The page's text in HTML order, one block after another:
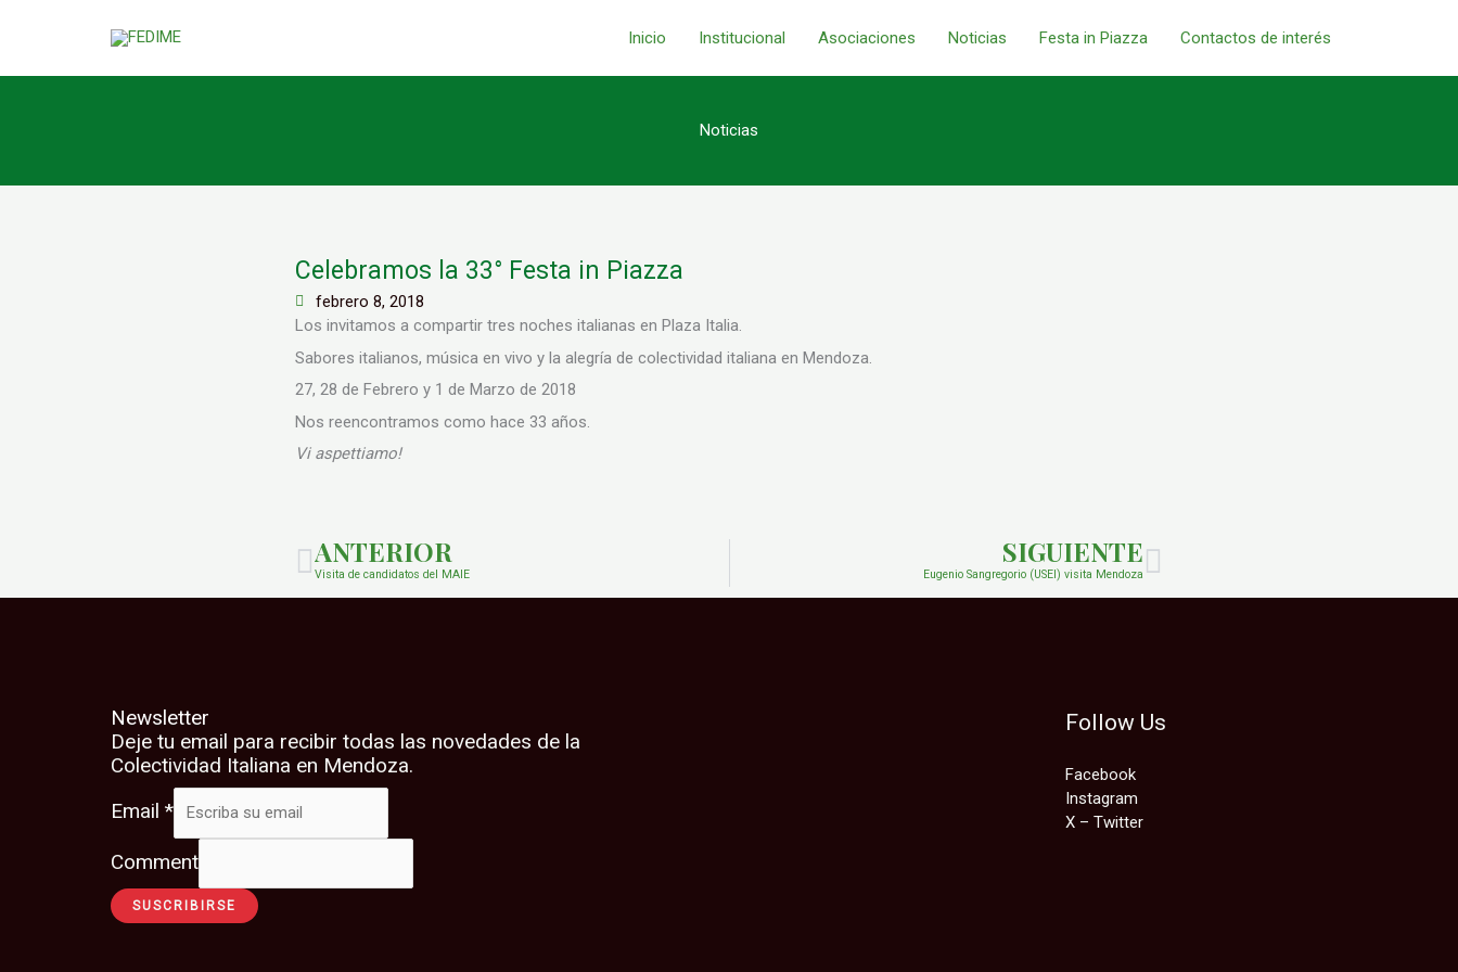
Inicio Institucional Asociaciones Noticias Festa in Piazza Contactos de interés
Noticias
Celebramos la 33° Festa in Piazza
febrero 8, 2018
Los invitamos a compartir tres noches italianas en Plaza Italia.
Sabores italianos, música en vivo y la alegría de colectividad italiana en Mendoza.
27, 28 de Febrero y 1 de Marzo de 2018
Nos reencontramos como hace 33 años.
Vi aspettiamo!
ANTERIOR
Visita de candidatos del MAIE
SIGUIENTE
Eugenio Sangregorio (USEI) visita Mendoza
Newsletter
Deje tu email para recibir todas las novedades de la
Colectividad Italiana en Mendoza.
Email *
Comment
SUSCRIBIRSE
Follow Us
Facebook
Instagram
X – Twitter